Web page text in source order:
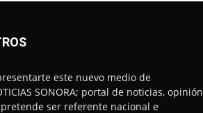
este nuevo medio de
SONORA; portal de noticias, opinión
ser referente nacional e